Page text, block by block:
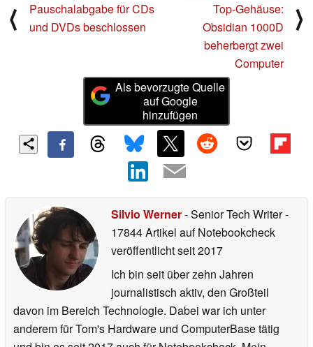
⟨
Pauschalabgabe für CDs
und DVDs beschlossen
Top-Gehäuse:
Obsidian 1000D
beherbergt zwei
Computer
⟩
Als bevorzugte Quelle
auf Google
hinzufügen
Silvio Werner- Senior Tech Writer-
17844 Artikel auf Notebookcheck
veröffentlichtseit 2017
Ich bin seit über zehn Jahren
journalistisch aktiv, den Großteil
davon im Bereich Technologie. Dabei war ich unter
anderem für Tom's Hardware und ComputerBase tätig